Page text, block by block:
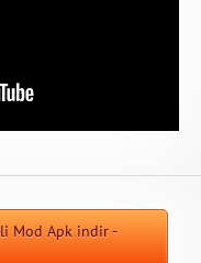
Mod Apk indir -